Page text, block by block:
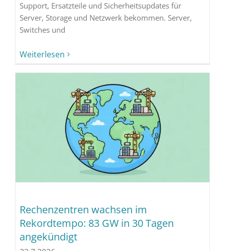
Support, Ersatzteile und Sicherheitsupdates für
Server, Storage und Netzwerk bekommen. Server,
Switches und
Weiterlesen
Rechenzentren wachsen im
Rekordtempo: 83 GW in 30 Tagen
angekündigt